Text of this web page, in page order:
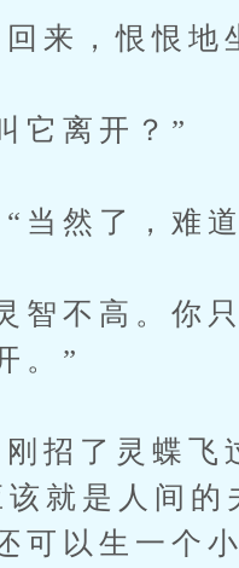
来，恨恨地
离开？”
然了，难
不高。你
。”
招了灵蝶飞
就是人间的
可以生一个